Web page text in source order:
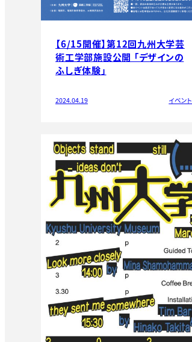
【6/15開催】第12回九州大学芸
術工学部施設公開 「デザインの
ふしぎ体験」
2024.04.19 イベント